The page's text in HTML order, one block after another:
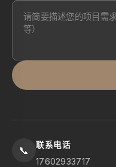
📞 联系电话
17602933717